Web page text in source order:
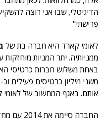
הדיגיטלי, שבו אני רוצה
פרישתי".
לאומי קארד היא חברה בת של
ממניותיה. יתר המניות
באחת משלוש חברות כרטיסי
אותם. באגף המחשוב של לאומי קארד